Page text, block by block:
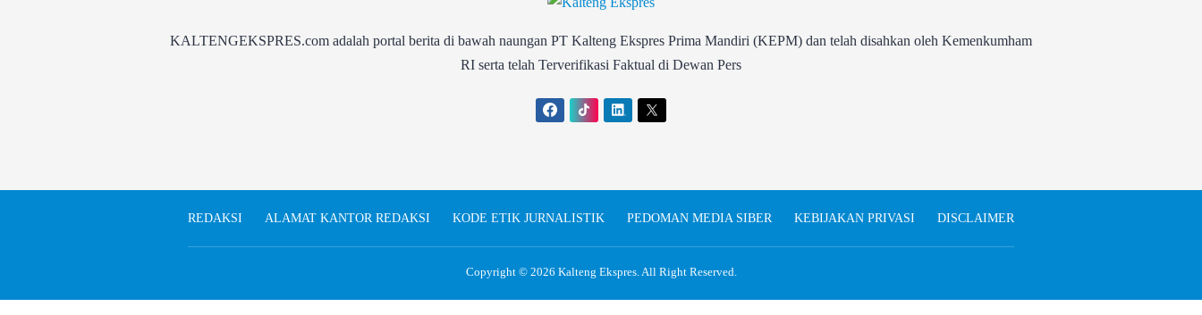
KALTENGEKSPRES.com adalah portal berita di bawah naungan PT Kalteng Ekspres Prima Mandiri (KEPM) dan telah disahkan oleh Kemenkumham
RI serta telah Terverifikasi Faktual di Dewan Pers
REDAKSI ALAMAT KANTOR REDAKSI KODE ETIK JURNALISTIK PEDOMAN MEDIA SIBER KEBIJAKAN PRIVASI DISCLAIMER
Copyright © 2026 Kalteng Ekspres. All Right Reserved.